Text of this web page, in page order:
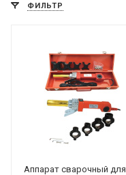
ФИЛЬТР
Аппарат сварочный для